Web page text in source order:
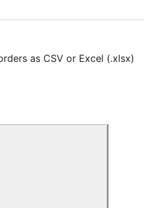
as CSV or Excel (.xlsx)